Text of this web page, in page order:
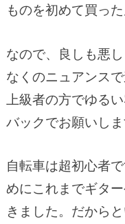
ものを初めて買った
なので、良しも悪
なくのニュアンス
上級者の方でゆる
バックでお願いしま
自転車は超初心者
めにこれまでギタ
きました。だから